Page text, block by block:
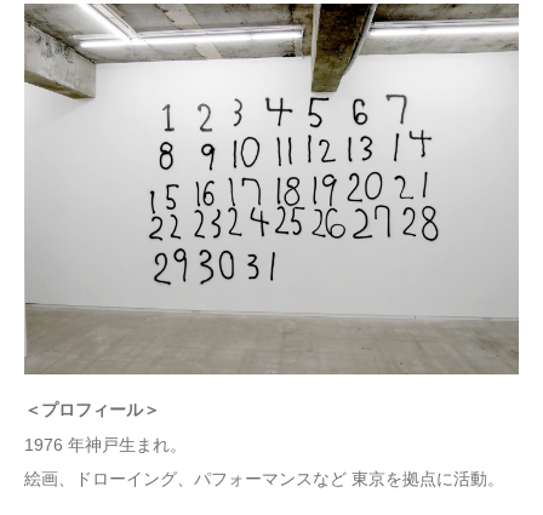
＜プロフィール＞
1976 年神戸生まれ。
絵画、ドローイング、パフォーマンスなど 東京を拠点に活動。